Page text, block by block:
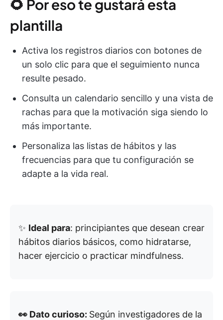
🌻 Por eso te gustará esta
plantilla
Activa los registros diarios con botones de
un solo clic para que el seguimiento nunca
resulte pesado.
Consulta un calendario sencillo y una vista de
rachas para que la motivación siga siendo lo
más importante.
Personaliza las listas de hábitos y las
frecuencias para que tu configuración se
adapte a la vida real.
✨ Ideal para: principiantes que desean crear
hábitos diarios básicos, como hidratarse,
hacer ejercicio o practicar mindfulness.
👀 Dato curioso: Según investigadores de la